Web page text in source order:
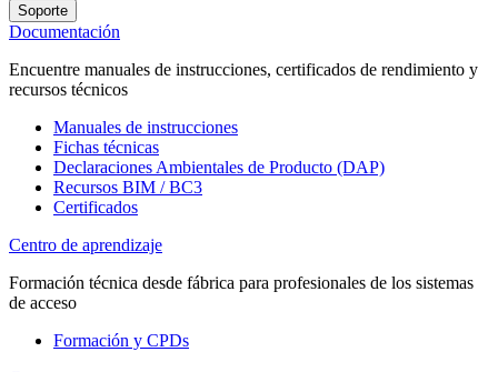
Soporte
Documentación
Encuentre manuales de instrucciones, certificados de rendimiento y
recursos técnicos
Manuales de instrucciones
Fichas técnicas
Declaraciones Ambientales de Producto (DAP)
Recursos BIM / BC3
Certificados
Centro de aprendizaje
Formación técnica desde fábrica para profesionales de los sistemas
de acceso
Formación y CPDs